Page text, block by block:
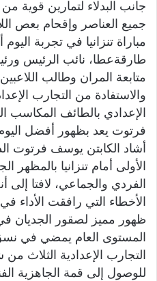
جانب البدلاء لتمارين قوية
جميع العناصر وإقحام بعص
مباراة تنزانيا في تجربة
طارقةعطا، نائب الرئيس
متابعة المران وطالب
والاستفادة من التجارب
الإعدادي بالطائف المكاسب
فرتوت يعد بظهور أفضل
أشاد الكابتن يوسف فرتوت
الأولى أمام تنزانيا بالمظهر
الفردي والجماعي، لافتا
الأخطاء التي رافقت الأداء
ظهور مميز لصقور الجديان
المستوى العام يمضي في
التجارب الإعدادية الثلاث
للوصول إلى قمة الجاهزية